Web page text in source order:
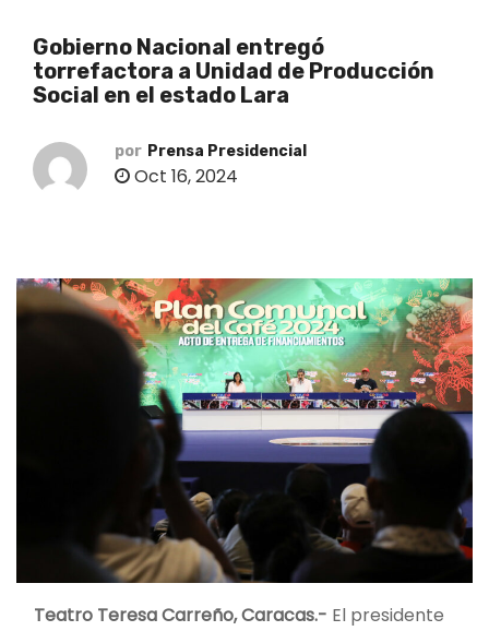
Gobierno Nacional entregó
torrefactora a Unidad de Producción
Social en el estado Lara
por Prensa Presidencial
Oct 16, 2024
Teatro Teresa Carreño, Caracas.- El presidente